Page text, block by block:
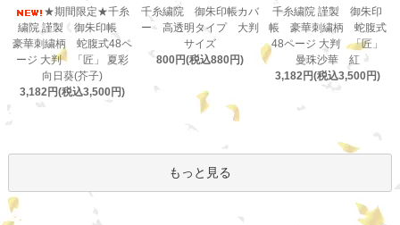
★期間限定★千糸
繍院 謹製 御朱印帳
豪華刺繍柄 蛇腹式48ペ
ージ 大判 「匠」 夏彩
向日葵(芥子)
3,182円(税込3,500円)
千糸繍院 御朱印帳カバ
ー 高透明タイプ 大判
サイズ
800円(税込880円)
千糸繍院 謹製 御朱印
帳 豪華刺繍柄 蛇腹式
48ページ 大判 「匠」
曼珠沙華 紅
3,182円(税込3,500円)
もっと見る